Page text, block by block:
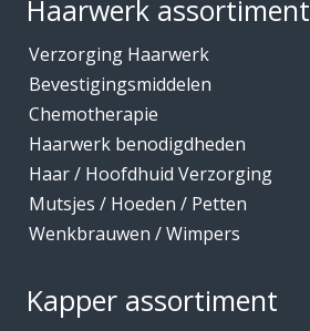
Haarwerk assortiment
Verzorging Haarwerk
Bevestigingsmiddelen
Chemotherapie
Haarwerk benodigdheden
Haar / Hoofdhuid Verzorging
Mutsjes / Hoeden / Petten
Wenkbrauwen / Wimpers
Kapper assortiment